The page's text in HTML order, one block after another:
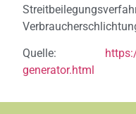
Quelle:
generator.html